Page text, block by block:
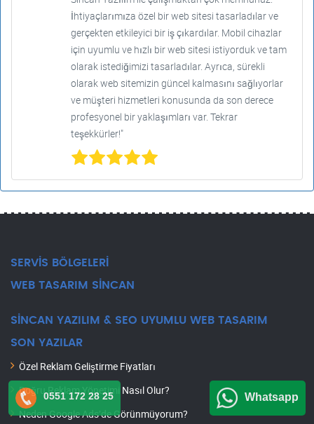
İhtiyaçlarımıza özel bir web sitesi tasarladılar ve
gerçekten etkileyici bir iş çıkardılar. Mobil cihazlar
için uyumlu ve hızlı bir web sitesi istiyorduk ve tam
olarak istediğimizi tasarladılar. Ayrıca, sürekli
olarak web sitemizin güncel kalmasını sağlıyorlar
ve müşteri hizmetleri konusunda da son derece
profesyonel bir yaklaşımları var. Tekrar
teşekkürler!"
SERVİS BÖLGELERİ
WEB TASARIM SİNCAN
SİNCAN YAZILIM & SEO UYUMLU WEB TASARIM
SON YAZILAR
Özel Reklam Geliştirme Fiyatları
Doğru Reklam Yönetimi Nasıl Olur?
Neden Google Ads’de Görünmüyorum?
0551 172 28 25 Whatsapp